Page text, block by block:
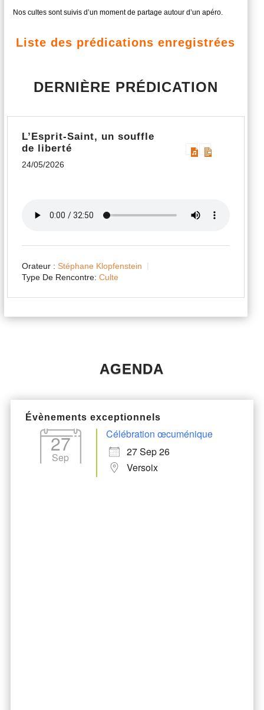
Nos cultes sont suivis d’un moment de partage autour d’un apéro.
Liste des prédications enregistrées
DERNIÈRE PRÉDICATION
L’Esprit-Saint, un souffle
de liberté
24/05/2026
Orateur : Stéphane Klopfenstein
Type De Rencontre: Culte
AGENDA
Évènements exceptionnels
27
Sep
Célébration œcuménique
27 Sep 26
Versoix